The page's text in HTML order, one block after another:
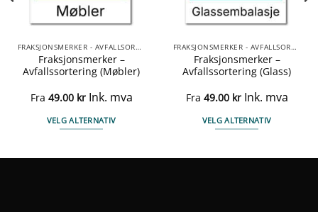
FRAKSJONSMERKER - AVFALLSORTERING
Fraksjonsmerker –
Avfallssortering (Møbler)
Fra 49.00 kr Ink. mva
VELG ALTERNATIV
FRAKSJONSMERKER - AVFALLSORTERING
Fraksjonsmerker –
Avfallssortering (Glass)
Fra 49.00 kr Ink. mva
VELG ALTERNATIV